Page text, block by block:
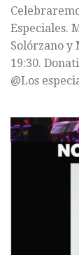
Especiales.
Solórzano y
19:30.
@Los